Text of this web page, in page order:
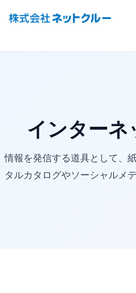
インターネ
情報を発信する道具として、
タルカタログやソーシャルメ